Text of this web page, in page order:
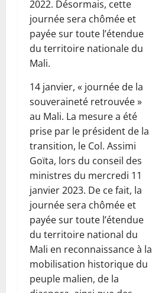
2022. Désormais, cette
journée sera chômée et
payée sur toute l’étendue
du territoire nationale du
Mali.
14 janvier, « journée de la
souveraineté retrouvée »
au Mali. La mesure a été
prise par le président de la
transition, le Col. Assimi
Goïta, lors du conseil des
ministres du mercredi 11
janvier 2023. De ce fait, la
journée sera chômée et
payée sur toute l’étendue
du territoire national du
Mali en reconnaissance à la
mobilisation historique du
peuple malien, de la